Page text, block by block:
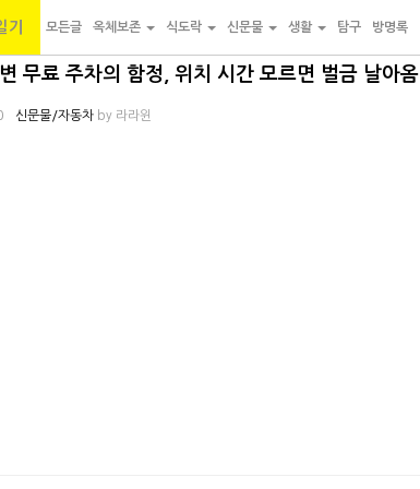
모든글 옥체보존 식도락 신문물 생활 탐구 방명록
무료 주차의 함정, 위치 시간 모르면 벌금 날아옴
신문물/자동차 by 라라윈